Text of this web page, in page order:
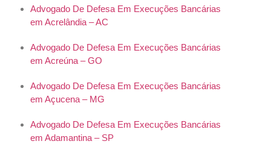
Advogado De Defesa Em Execuções Bancárias
em Acrelândia – AC
Advogado De Defesa Em Execuções Bancárias
em Acreúna – GO
Advogado De Defesa Em Execuções Bancárias
em Açucena – MG
Advogado De Defesa Em Execuções Bancárias
em Adamantina – SP